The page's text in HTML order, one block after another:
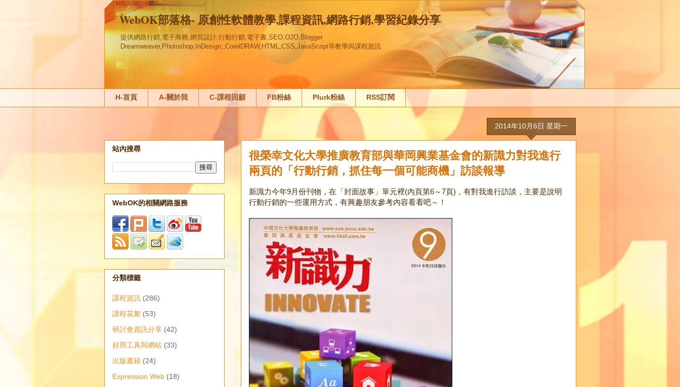
WebOK部落格- 原創性軟體教學,課程資訊,網路行銷,學習紀錄分享
提供網路行銷,電子商務,網頁設計,行動行銷,電子書,SEO,O2O,Blogger
Dreamweaver,Photoshop,InDesign,,CorelDRAW,HTML,CSS,JavaScript等教學與課程資訊
H-首頁 A-關於我 C-課程回顧 FB粉絲 Plurk粉絲 RSS訂閱
2014年10月6日 星期一
很榮幸文化大學推廣教育部與華岡興業基金會的新識力對我進行
兩頁的「行動行銷，抓住每一個可能商機」訪談報導
新識力今年9月份刊物，在「封面故事」單元裡(內頁第6～7頁)，有對我進行訪談，主要是說明
行動行銷的一些運用方式，有興趣朋友參考內容看看吧～！
站內搜尋
WebOK的相關網路服務
分類標籤
課程資訊 (286)
課程花絮 (53)
研討會資訊分享 (42)
好用工具與網站 (33)
出版書籍 (24)
Expression Web (18)